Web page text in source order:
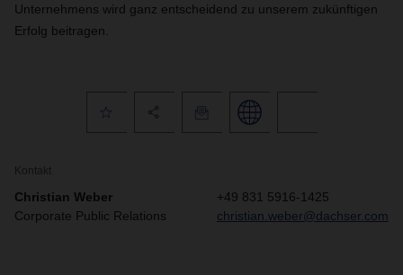
Unternehmens wird ganz entscheidend zu unserem zukünftigen
Erfolg beitragen.
Kontakt
Christian Weber
Corporate Public Relations
+49 831 5916-1425
christian.weber@dachser.com